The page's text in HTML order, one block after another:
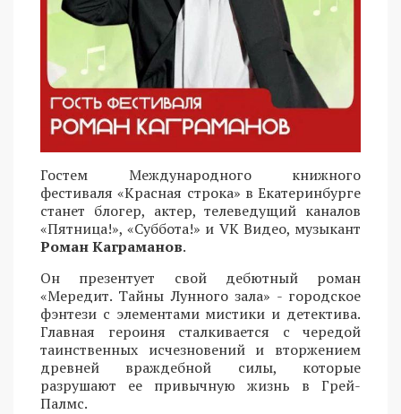
Гостем Международного книжного
фестиваля «Красная строка» в Екатеринбурге
станет блогер, актер, телеведущий каналов
«Пятница!», «Суббота!» и VK Видео, музыкант
Роман Каграманов.
Он презентует свой дебютный роман
«Мередит. Тайны Лунного зала» - городское
фэнтези с элементами мистики и детектива.
Главная героиня сталкивается с чередой
таинственных исчезновений и вторжением
древней враждебной силы, которые
разрушают ее привычную жизнь в Грей-
Палмс.